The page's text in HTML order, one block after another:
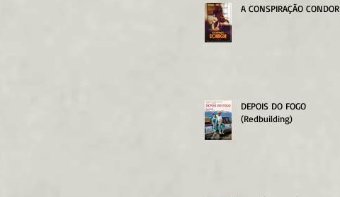
A CONSPIRAÇÃO CONDOR
DEPOIS DO FOGO
(Redbuilding)